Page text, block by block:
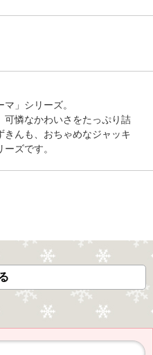
」シリーズ。
可憐なかわいさをたっぷり詰
んも、おちゃめなジャッキ
ズです。